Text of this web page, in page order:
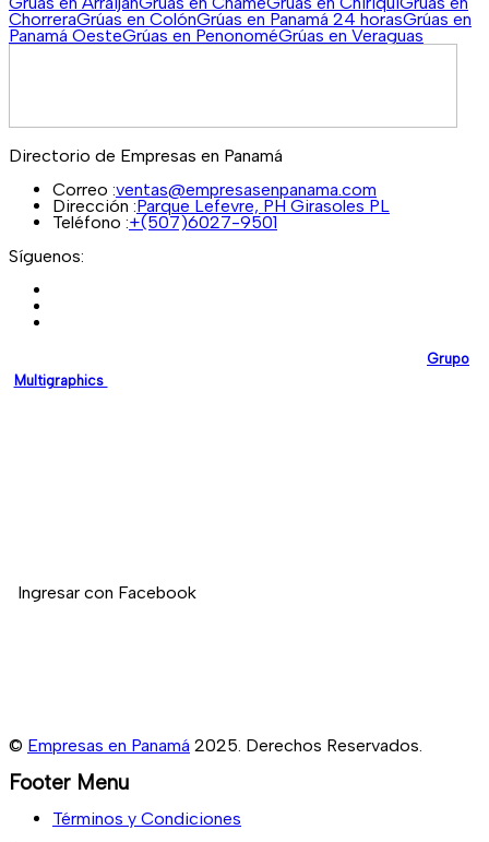
ChorreraGrúas en ColónGrúas en Panamá 24 horasGrúas en
Panamá OesteGrúas en PenonoméGrúas en Veraguas
Directorio de Empresas en Panamá
Correo :ventas@empresasenpanama.com
Dirección :Parque Lefevre, PH Girasoles PL
Teléfono :+(507)6027-9501
Síguenos:
Grupo
Multigraphics
Ingresar con Facebook
© Empresas en Panamá 2025. Derechos Reservados.
Footer Menu
Términos y Condiciones